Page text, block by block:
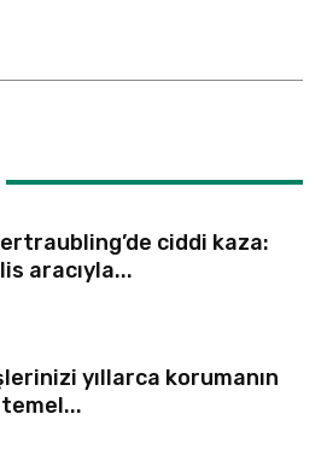
ciddi kaza:
aracıyla...
yıllarca korumanın